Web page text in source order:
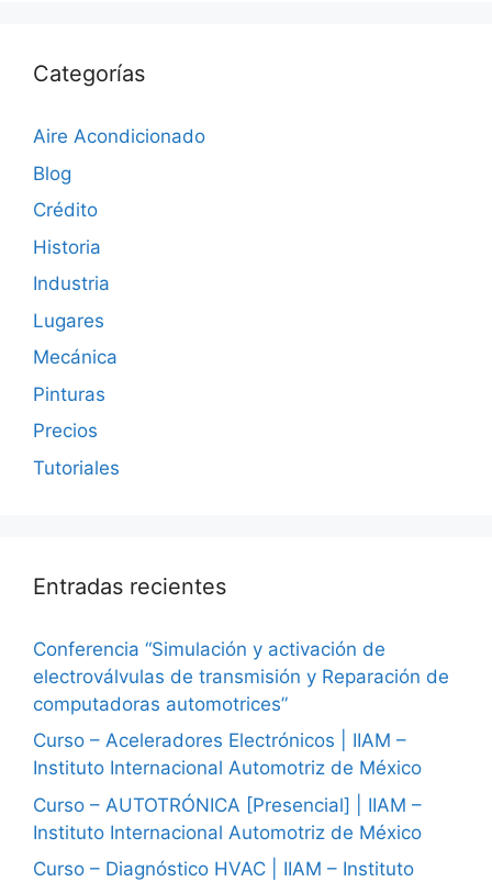
Categorías
Aire Acondicionado
Blog
Crédito
Historia
Industria
Lugares
Mecánica
Pinturas
Precios
Tutoriales
Entradas recientes
Conferencia “Simulación y activación de
electroválvulas de transmisión y Reparación de
computadoras automotrices”
Curso – Aceleradores Electrónicos | IIAM –
Instituto Internacional Automotriz de México
Curso – AUTOTRÓNICA [Presencial] | IIAM –
Instituto Internacional Automotriz de México
Curso – Diagnóstico HVAC | IIAM – Instituto